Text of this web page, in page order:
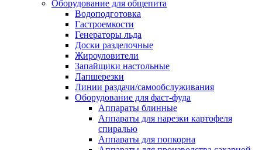
Оборудование для общепита
Водоподготовка
Гастроемкости
Генераторы льда
Доски разделочные
Жироуловители
Запайщики настольные
Лапшерезки
Линии раздачи/самообслуживания
Оборудование для фаст-фуда
Аппараты блинные
Аппараты для нарезки картофеля
спиралью
Аппараты для попкорна